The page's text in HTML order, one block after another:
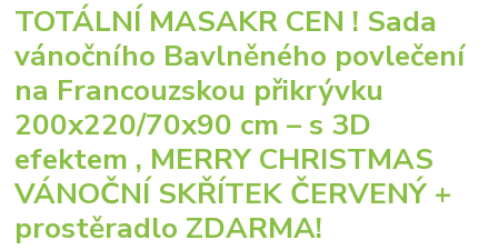
TOTÁLNÍ MASAKR CEN ! Sada
vánočního Bavlněného povlečení
na Francouzskou přikrývku
200x220/70x90 cm – s 3D
efektem , MERRY CHRISTMAS
VÁNOČNÍ SKŘÍTEK ČERVENÝ +
prostěradlo ZDARMA!